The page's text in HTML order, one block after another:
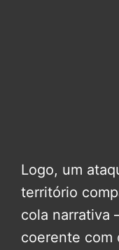
Logo, um
território
cola narrativa
coerente com